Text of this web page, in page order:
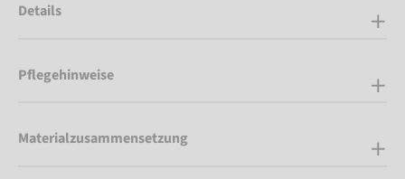
Details
Pflegehinweise
Materialzusammensetzung